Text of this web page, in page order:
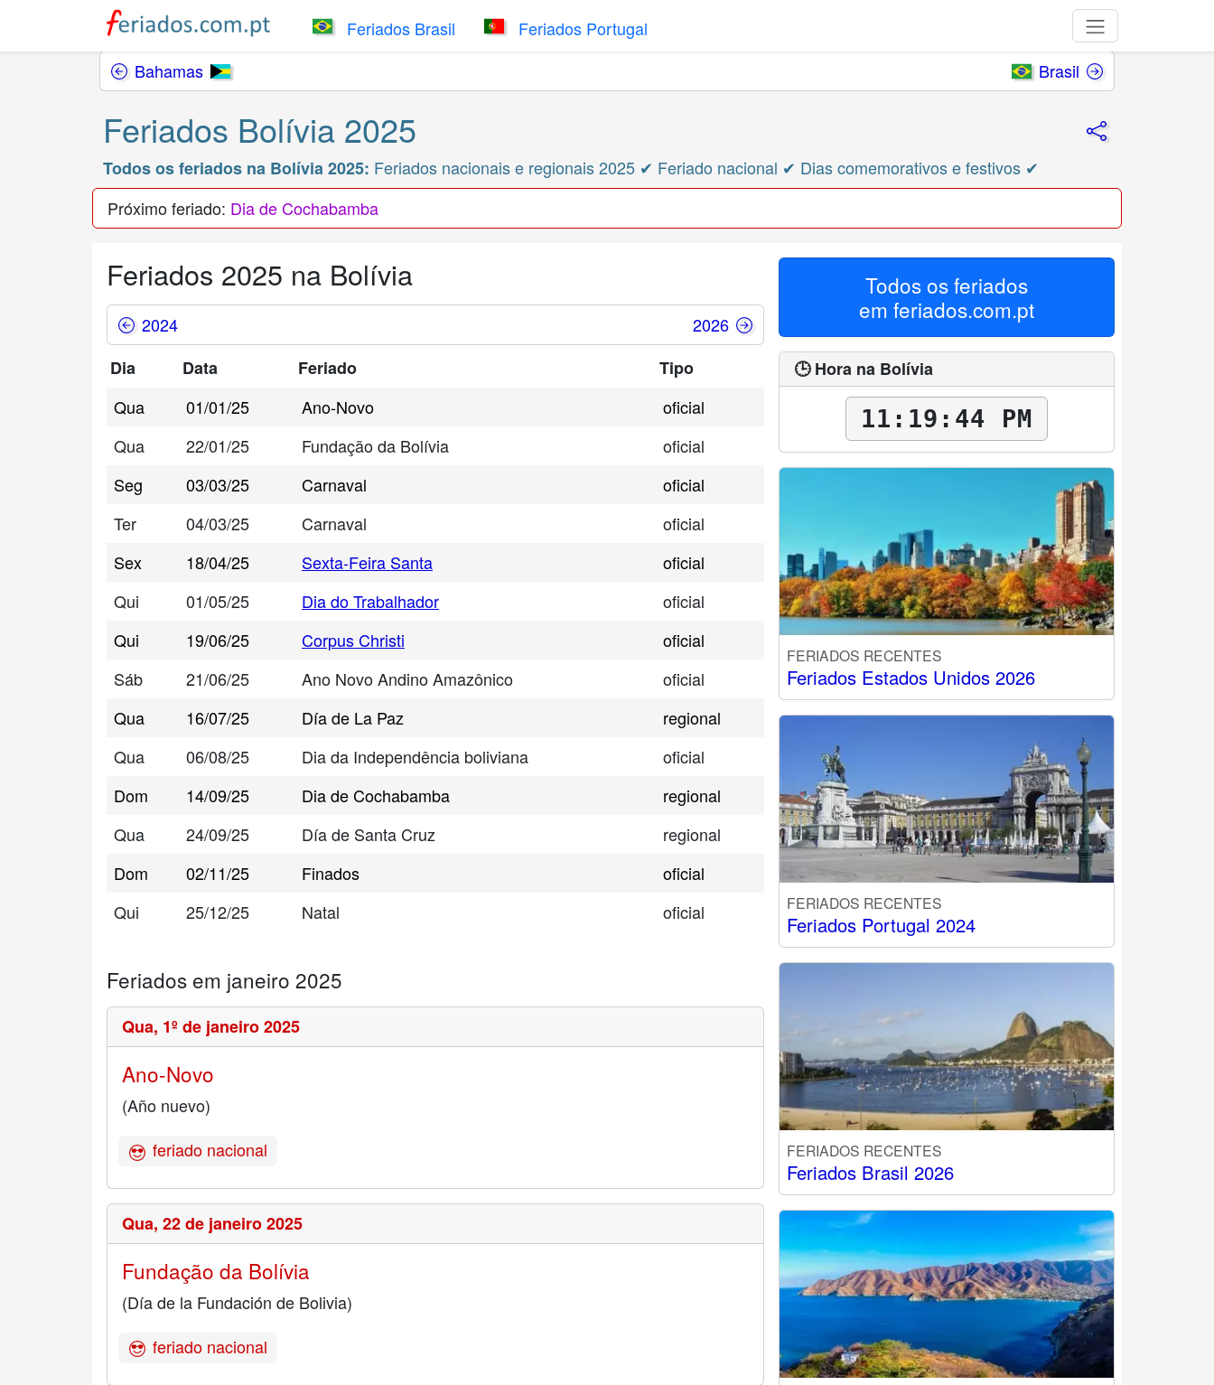
Feriados Brasil
Feriados Portugal
Bahamas
Brasil
Feriados Bolívia 2025
Todos os feriados na Bolívia 2025: Feriados nacionais e regionais 2025 ✔ Feriado nacional ✔ Dias comemorativos e festivos ✔
Próximo feriado: Dia de Cochabamba
Feriados 2025 na Bolívia
2024
2026
Dia
Data Feriado
Tipo
Qua
01/01/25 Ano-Novo
oficial
Qua
22/01/25 Fundação da Bolívia
oficial
Seg
03/03/25 Carnaval
oficial
Ter
04/03/25 Carnaval
oficial
Sex
18/04/25 Sexta-Feira Santa
oficial
Qui
01/05/25 Dia do Trabalhador
oficial
Qui
19/06/25 Corpus Christi
oficial
Sáb
21/06/25 Ano Novo Andino Amazônico
oficial
Qua
16/07/25 Día de La Paz
regional
Qua
06/08/25 Dia da Independência boliviana
oficial
Dom
14/09/25 Dia de Cochabamba
regional
Qua
24/09/25 Día de Santa Cruz
regional
Dom
02/11/25 Finados
oficial
Qui
25/12/25 Natal oficial
Feriados em janeiro 2025
Qua, 1º de janeiro 2025
Ano-Novo
(Año nuevo)
feriado nacional
Qua, 22 de janeiro 2025
Fundação da Bolívia
(Día de la Fundación de Bolivia)
feriado nacional
Todos os feriados
em feriados.com.pt
🕒 Hora na Bolívia
11:19:45 PM
FERIADOS RECENTES
Feriados Estados Unidos 2026
FERIADOS RECENTES
Feriados Portugal 2024
FERIADOS RECENTES
Feriados Brasil 2026